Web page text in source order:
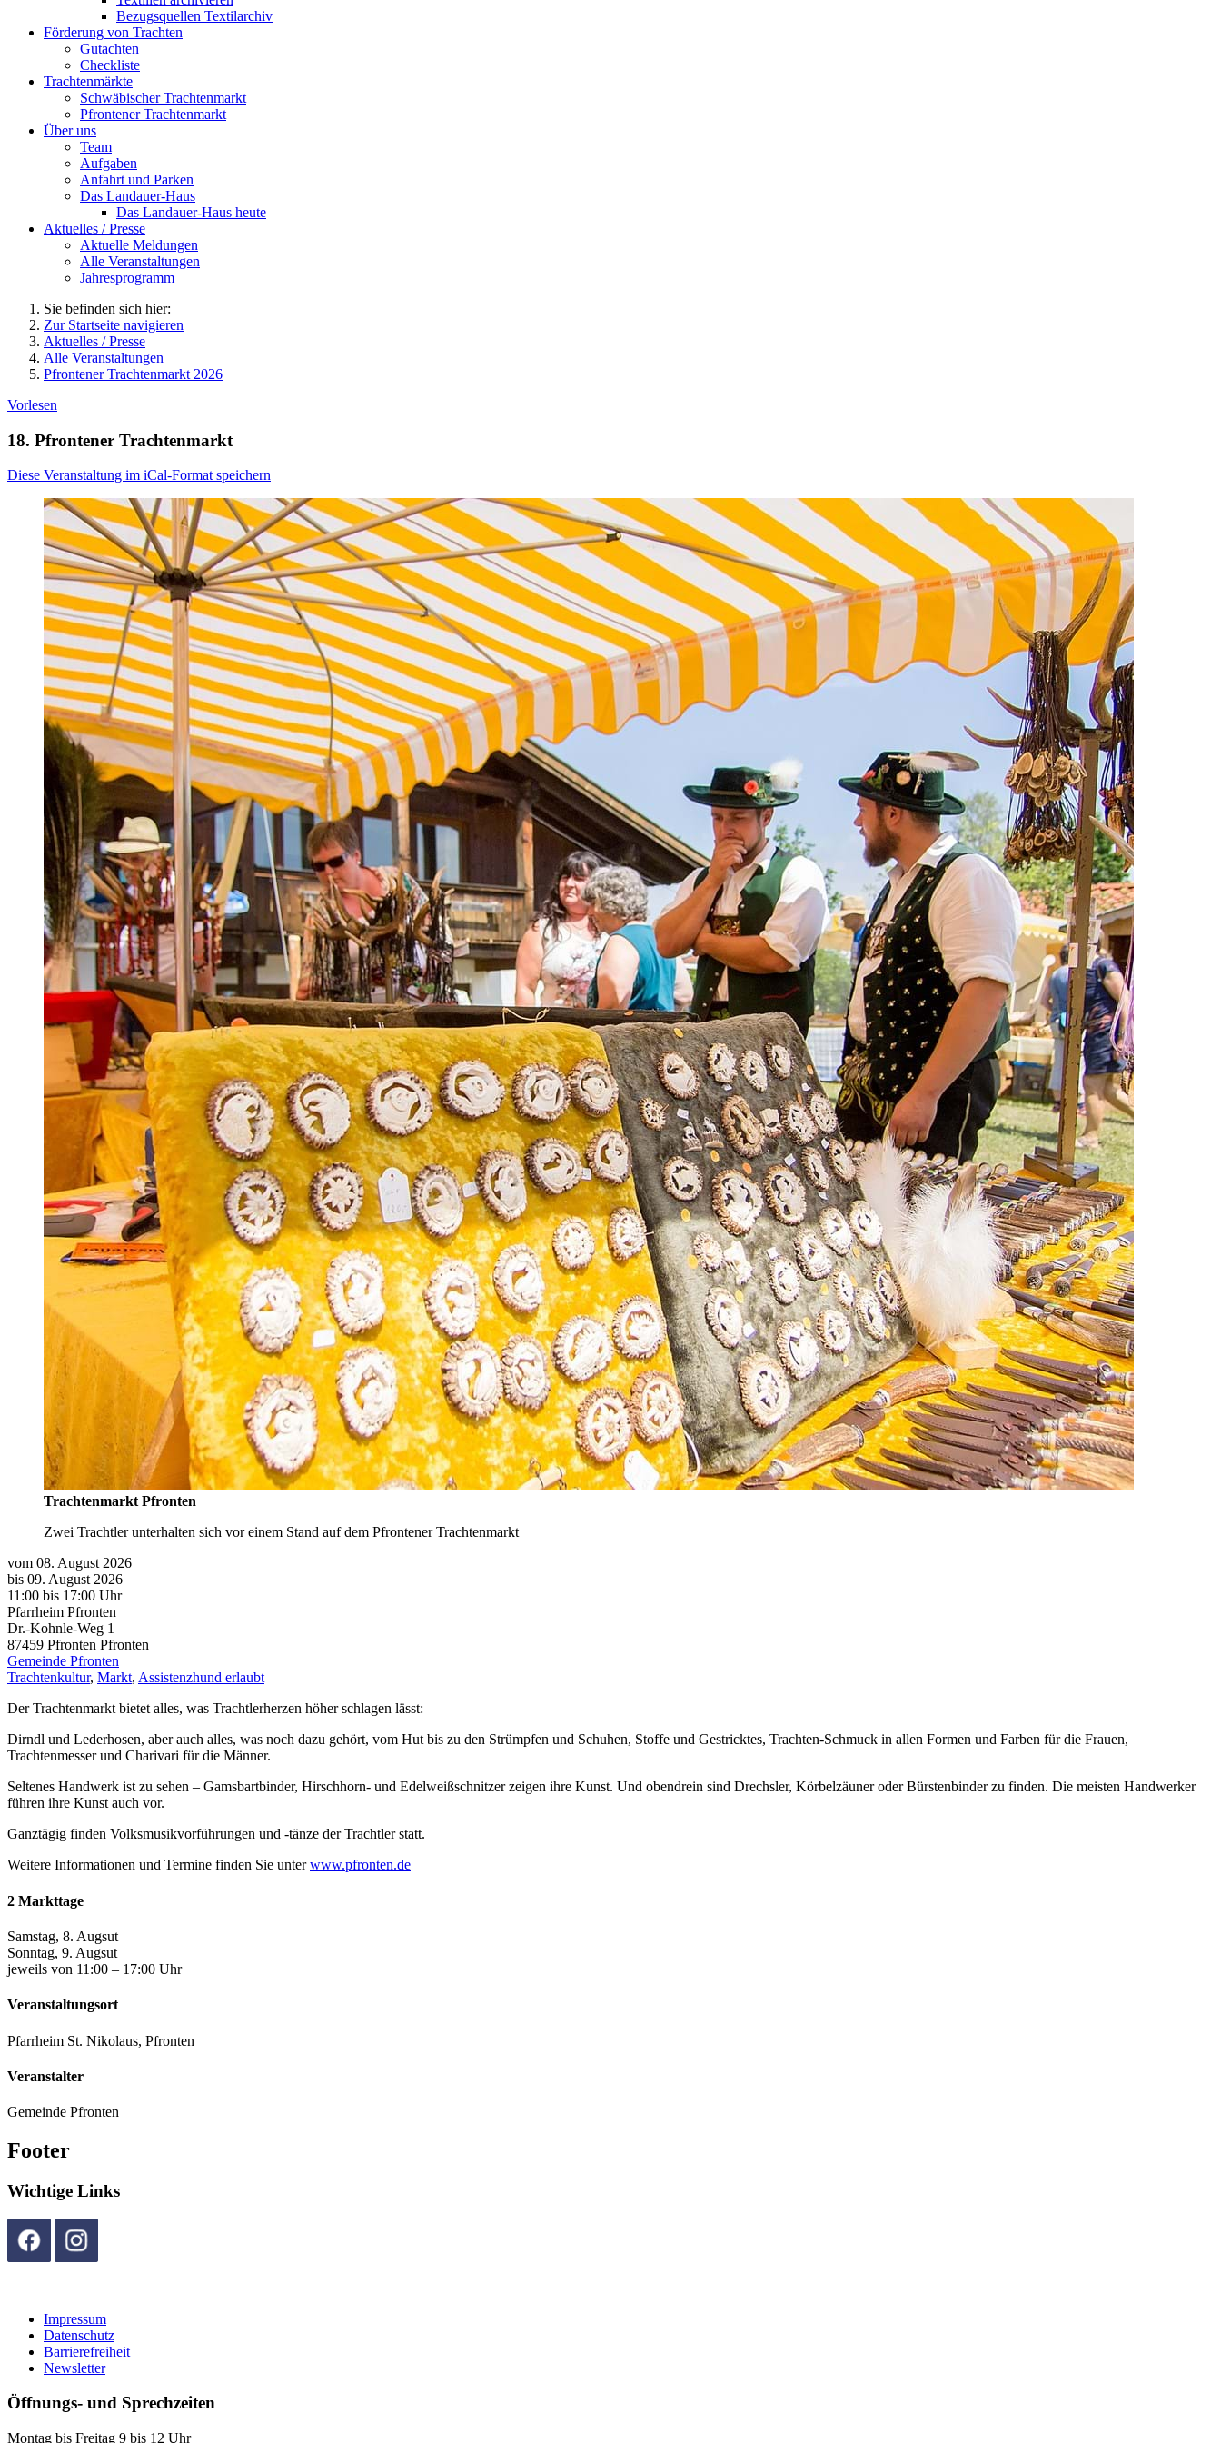
Bezugsquellen Textilarchiv
Förderung von Trachten
Gutachten
Checkliste
Trachtenmärkte
Schwäbischer Trachtenmarkt
Pfrontener Trachtenmarkt
Über uns
Team
Aufgaben
Anfahrt und Parken
Das Landauer-Haus
Das Landauer-Haus heute
Aktuelles / Presse
Aktuelle Meldungen
Alle Veranstaltungen
Jahresprogramm
Sie befinden sich hier:
Zur Startseite navigieren
Aktuelles / Presse
Alle Veranstaltungen
Pfrontener Trachtenmarkt 2026
Vorlesen
18. Pfrontener Trachtenmarkt
Diese Veranstaltung im iCal-Format speichern
Trachtenmarkt Pfronten
Zwei Trachtler unterhalten sich vor einem Stand auf dem Pfrontener Trachtenmarkt
vom 08. August 2026
bis 09. August 2026
11:00 bis 17:00 Uhr
Pfarrheim Pfronten
Dr.-Kohnle-Weg 1
87459 Pfronten Pfronten
Gemeinde Pfronten
Trachtenkultur, Markt, Assistenzhund erlaubt
Der Trachtenmarkt bietet alles, was Trachtlerherzen höher schlagen lässt:
Dirndl und Lederhosen, aber auch alles, was noch dazu gehört, vom Hut bis zu den Strümpfen und Schuhen, Stoffe und Gestricktes, Trachten-Schmuck in allen Formen und Farben für die Frauen,
Trachtenmesser und Charivari für die Männer.
Seltenes Handwerk ist zu sehen – Gamsbartbinder, Hirschhorn- und Edelweißschnitzer zeigen ihre Kunst. Und obendrein sind Drechsler, Körbelzäuner oder Bürstenbinder zu finden. Die meisten Handwerker
führen ihre Kunst auch vor.
Ganztägig finden Volksmusikvorführungen und -tänze der Trachtler statt.
Weitere Informationen und Termine finden Sie unterwww.pfronten.de
2 Markttage
Samstag, 8. Augsut
Sonntag, 9. Augsut
jeweils von 11:00 – 17:00 Uhr
Veranstaltungsort
Pfarrheim St. Nikolaus, Pfronten
Veranstalter
Gemeinde Pfronten
Footer
Wichtige Links
Impressum
Datenschutz
Barrierefreiheit
Newsletter
Öffnungs- und Sprechzeiten
Montag bis Freitag 9 bis 12 Uhr